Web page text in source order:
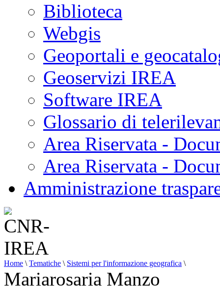
Biblioteca
Webgis
Geoportali e
Geoservizi IREA
Software IREA
Glossario di
Area Riservata -
Area Riservata -
Amministrazione
Home \ Tematiche \ Sistemi per l'informazione geografica \
Mariarosaria Manzo